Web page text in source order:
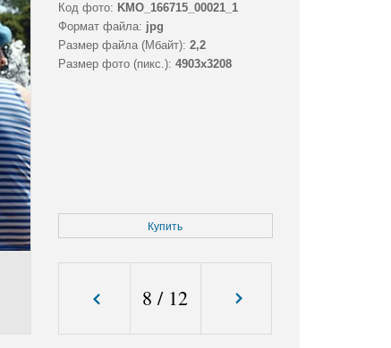
Код фото: KMO_166715_00021_1
Формат файла: jpg
Размер файла (Мбайт): 2,2
Размер фото (пикс.): 4903x3208
Купить
8 / 12